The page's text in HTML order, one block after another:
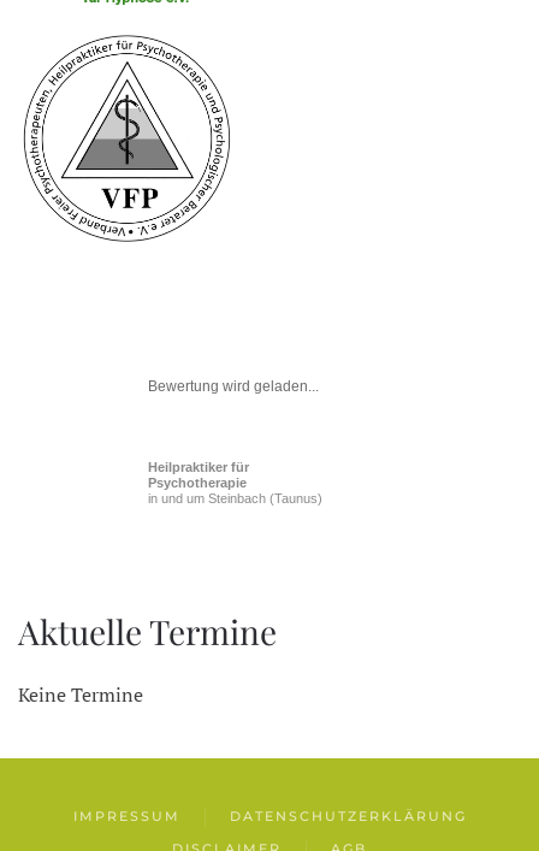
Bewertung wird geladen...
Heilpraktiker für
Psychotherapie
in und um Steinbach (Taunus)
Aktuelle Termine
Keine Termine
IMPRESSUM
DATENSCHUTZERKLÄRUNG